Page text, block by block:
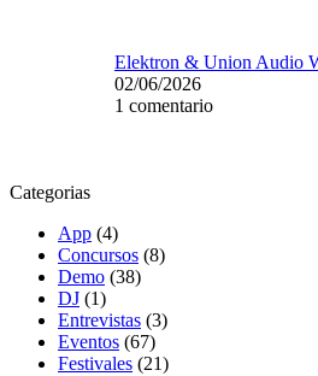
Elektron & Union Audio
02/06/2026
1 comentario
Categorias
App (4)
Concursos (8)
Demo (38)
DJ (1)
Entrevistas (3)
Eventos (67)
Festivales (21)